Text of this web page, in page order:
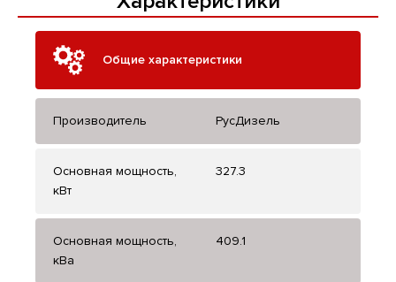
Общие характеристики
Производитель РусДизель
Основная мощность,
кВт
327.3
Основная мощность,
кВа
409.1